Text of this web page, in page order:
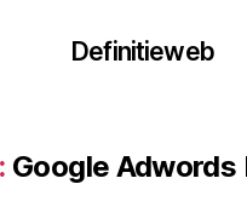
Definitieweb
Google Adwords